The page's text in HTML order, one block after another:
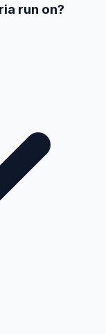
run on?